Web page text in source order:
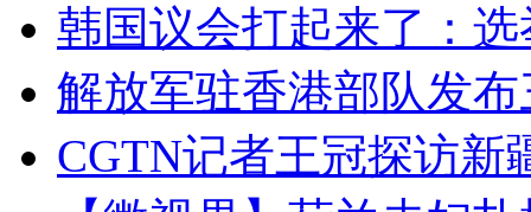
韩国议会打起来了：
解放军驻香港部队发
CGTN记者王冠探访新